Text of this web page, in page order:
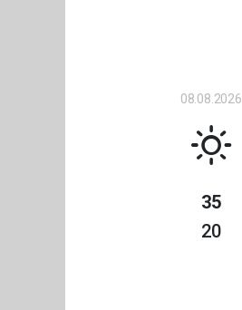
08.08.2026
35
20